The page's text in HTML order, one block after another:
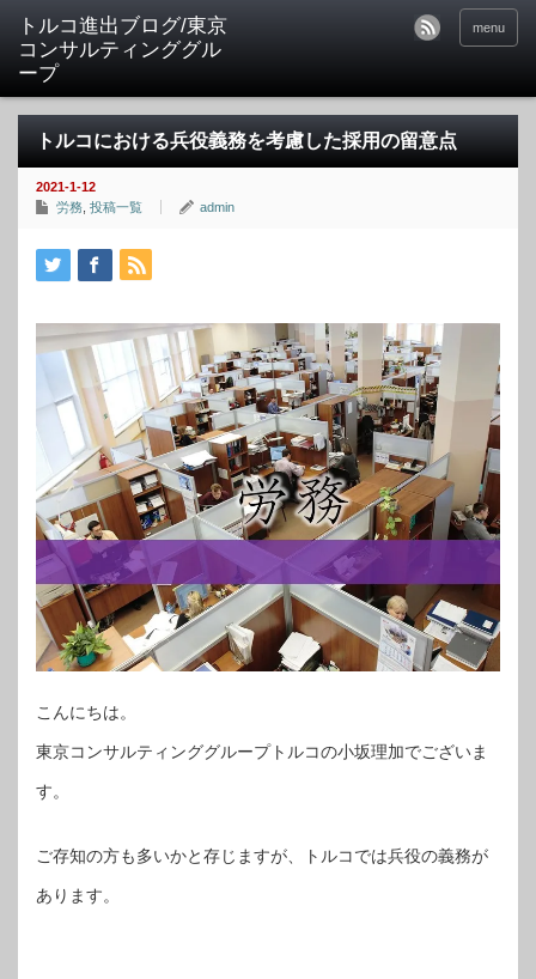
トルコ進出ブログ/東京
コンサルティンググル
ープ
menu
トルコにおける兵役義務を考慮した採用の留意点
2021-1-12
労務 投稿一覧 admin
こんにちは。
東京コンサルティンググループトルコの小坂理加でございま
す。
ご存知の方も多いかと存じますが、トルコでは兵役の義務が
あります。